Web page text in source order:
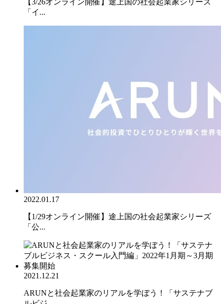
「イ...
2022.01.17
【1/29オンライン開催】途上国の社会起業家シリーズ
「公...
2021.12.21
ARUNと社会起業家のリアルを学ぼう！「サステナブ